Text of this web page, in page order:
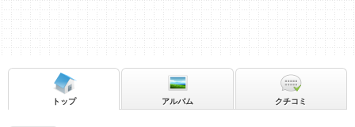
トップ アルバム クチコミ